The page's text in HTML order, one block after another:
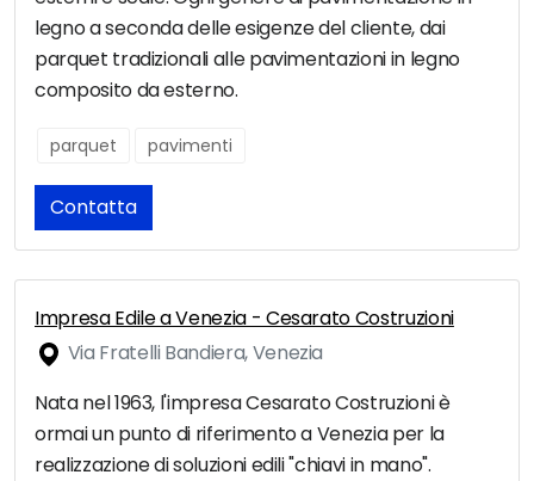
legno a seconda delle esigenze del cliente, dai
parquet tradizionali alle pavimentazioni in legno
composito da esterno.
parquet pavimenti
Contatta
Impresa Edile a Venezia - Cesarato Costruzioni
Via Fratelli Bandiera, Venezia
Nata nel 1963, l'impresa Cesarato Costruzioni è
ormai un punto di riferimento a Venezia per la
realizzazione di soluzioni edili "chiavi in mano".